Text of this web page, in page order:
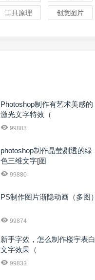
工具原理 创意图片
Photoshop制作有艺术美感的
激光文字特效（
99883
photoshop制作晶莹剔透的绿
色三维文字[图
99880
PS制作图片渐隐动画（多图）
99874
新手字效，怎么制作楼宇表白
文字效果（
99833